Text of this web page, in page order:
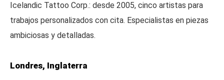
Icelandic Tattoo Corp.: desde 2005, cinco artistas para
trabajos personalizados con cita. Especialistas en piezas
ambiciosas y detalladas.
Londres, Inglaterra